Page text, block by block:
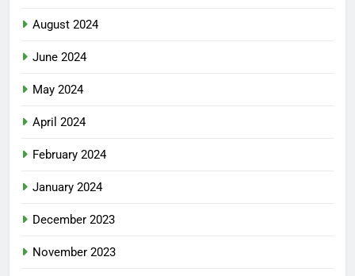
August 2024
June 2024
May 2024
April 2024
February 2024
January 2024
December 2023
November 2023